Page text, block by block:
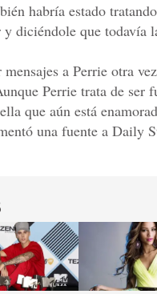
habría estado
diciéndole que todavía
a Perrie otra
Perrie trata de ser
que aún está
una fuente a Daily